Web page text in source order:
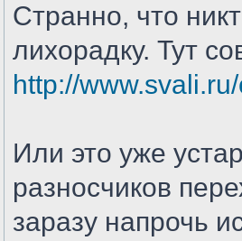
Странно, что
лихорадку. Тут
http://
Или это уже
разносчиков
заразу напрочь